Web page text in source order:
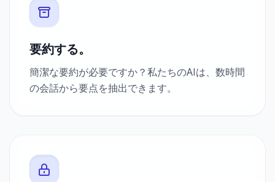
要約する。
簡潔な要約が必要ですか？私たちのAIは、数時間
の会話から要点を抽出できます。